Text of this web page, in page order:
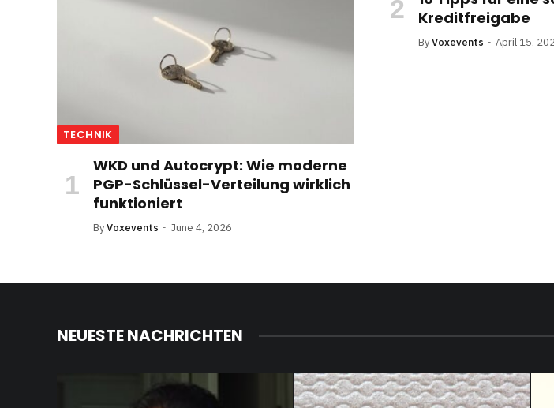
TECHNIK
WKD und Autocrypt: Wie moderne
PGP-Schlüssel-Verteilung wirklich
funktioniert
ByVoxevents June 4, 2026
Kreditfreigabe
ByVoxevents April 15,
NEUESTE NACHRICHTEN